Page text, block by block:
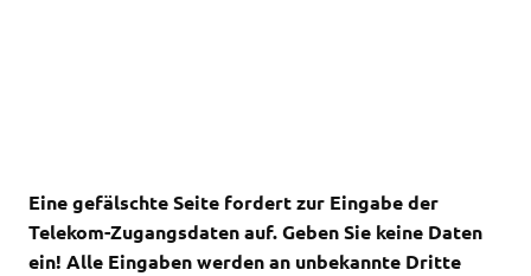
Eine gefälschte Seite fordert zur Eingabe der
Telekom-Zugangsdaten auf.Geben Sie keine Daten
ein! Alle Eingaben werden an unbekannte Dritte